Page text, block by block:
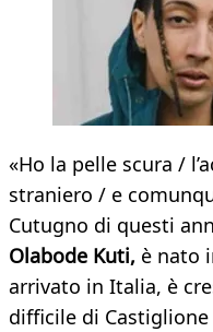
«Ho la pelle scura /
straniero / e
Cutugno di questi
Olabode Kuti, è nato
arrivato in Italia, è
difficile di